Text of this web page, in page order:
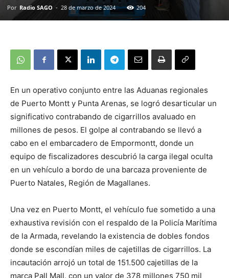
Por Radio SAGO - 28 de marzo de 2024 204
En un operativo conjunto entre las Aduanas regionales
de Puerto Montt y Punta Arenas, se logró desarticular un
significativo contrabando de cigarrillos avaluado en
millones de pesos. El golpe al contrabando se llevó a
cabo en el embarcadero de Empormontt, donde un
equipo de fiscalizadores descubrió la carga ilegal oculta
en un vehículo a bordo de una barcaza proveniente de
Puerto Natales, Región de Magallanes.
Una vez en Puerto Montt, el vehículo fue sometido a una
exhaustiva revisión con el respaldo de la Policía Marítima
de la Armada, revelando la existencia de dobles fondos
donde se escondían miles de cajetillas de cigarrillos. La
incautación arrojó un total de 151.500 cajetillas de la
marca Pall Mall, con un valor de 378 millones 750 mil